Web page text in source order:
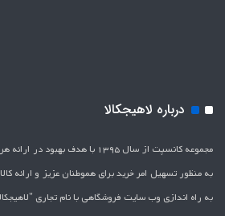
درباره لاهیجکالا
مجموعه کانسپت از سال 1395 با هدف
به منظور تسهیل امر خرید برای هموطنان عزیز و ارائه
به راه اندازی وب سایت فروشگاهی با نام تجاری